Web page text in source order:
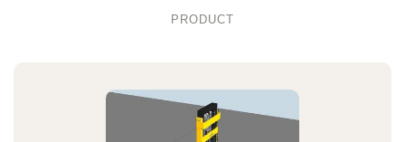
PRODUCT